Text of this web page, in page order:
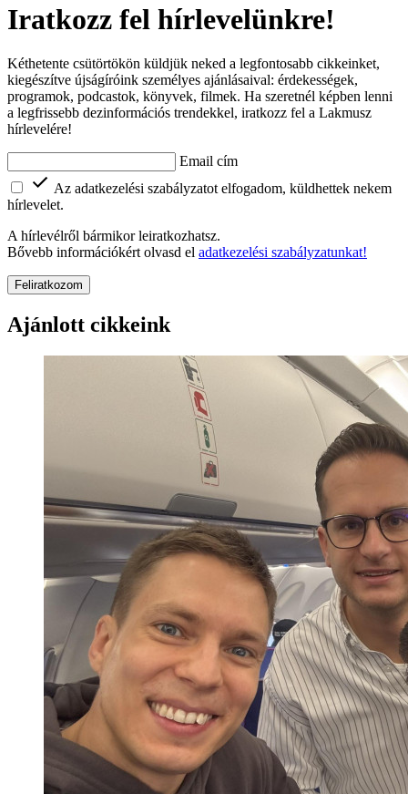
Iratkozz fel hírlevelünkre!
Kéthetente csütörtökön küldjük neked a legfontosabb cikkeinket,
kiegészítve újságíróink személyes ajánlásaival: érdekességek,
programok, podcastok, könyvek, filmek. Ha szeretnél képben lenni
a legfrissebb dezinformációs trendekkel, iratkozz fel a Lakmusz
hírlevelére!
Email cím
Az adatkezelési szabályzatot elfogadom, küldhettek nekem
hírlevelet.
A hírlevélről bármikor leiratkozhatsz.
Bővebb információkért olvasd el adatkezelési szabályzatunkat!
Feliratkozom
Ajánlott cikkeink